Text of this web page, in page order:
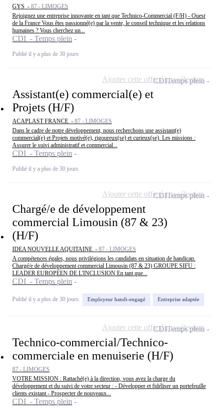
GYS - 87 - LIMOGES
Rejoignez une entreprise innovante en tant que Technico-Commercial (F/H) - Ouest
de la France Vous êtes passionné(e) par la vente, le conseil technique et les relations
humaines ? Vous cherchez un...
CDI - Temps plein
Publié il y a plus de 30 jours
Assistant(e) commercial(e) et
Projets (H/F)
ACAPLAST FRANCE - 87 - LIMOGES
Dans le cadre de notre développement, nous recherchons une assistant(e)
commercial(e) et Projets motivé(e), rigoureux(se) et curieux(se). Les missions :
Assurer le suivi administratif et commercial...
CDI - Temps plein
Publié il y a plus de 30 jours
CDITemps plein
Ajouter cette offre à ma sélection
Chargé/e de développement
commercial Limousin (87 & 23)
(H/F)
IDEA NOUVELLE AQUITAINE - 87 - LIMOGES
A compétences égales, nous privilégions les candidats en situation de handicap.
Chargé/e de développement commercial Limousin (87 & 23) GROUPE SIFU :
LEADER EUROPÉEN DE L'INCLUSION En tant que...
CDI - Temps plein
Publié il y a plus de 30 jours Employeur handi-engagé Entreprise adaptée
CDITemps plein
Ajouter cette offre à ma sélection
Technico-commercial/Technico-
commerciale en menuiserie (H/F)
87 - LIMOGES
VOTRE MISSION : Rattaché(e) à la direction, vous avez la charge du
développement et du suivi de votre secteur : - Développer et fidéliser un portefeuille
clients existant - Prospecter de nouveaux...
CDI - Temps plein
CDITemps plein
Ajouter cette offre à ma sélection